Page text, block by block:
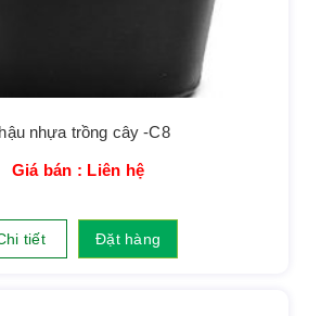
nhựa trồng cây -C8
Giá bán : Liên hệ
tiết Đặt hàng